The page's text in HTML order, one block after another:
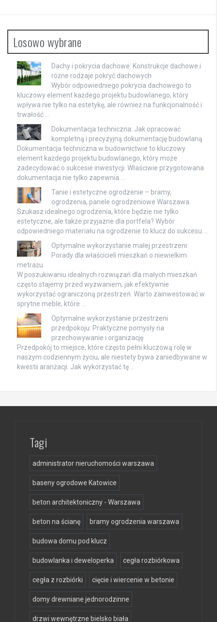
Losowo wybrane
Dachy i pokrycia dachowe: Konstrukcje dachowe i
różne rodzaje pokryć dachowych
Wybór odpowiedniego pokrycia dachowego to
kluczowy element każdego projektu budowlanego, który
wpływa nie tylko na estetykę, ale również na funkcjonalność i
trwałość …
Dokumentacja techniczna: Jak opracować
kompletną i precyzyjną dokumentację budowlaną
Dokumentacja techniczna w budownictwie to kluczowy
element każdego projektu budowlanego, który może
zadecydować o sukcesie inwestycji. Właściwie przygotowana
dokumentacja nie tylko zapewnia …
Tanie i estetyczne ogrodzenie – bramy,
ogrodzenia, panele ogrodzeniowe Warszawa.
Szukasz idealnego ogrodzenia, które będzie nie tylko
estetyczne, ale także przyjazne dla portfela? Wybór
odpowiedniego materiału na ogrodzenie to klucz do sukcesu …
Optymalne wykorzystanie małej przestrzeni:
Porady dla właścicieli mieszkań o niewielkim
metrażu
W poszukiwaniu idealnych rozwiązań dla małych mieszkań
często stajemy przed wyzwaniem, jak efektywnie
wykorzystać ograniczoną przestrzeń. Warto zainwestować w
sprytne meble, które …
Optymalne wykorzystanie przestrzeni
przedpokoju: Praktyczne pomysły na
przechowywanie i organizację
Przedpokój to miejsce, które często pełni kluczową rolę w
naszym codziennym życiu, ale niestety bywa zaniedbywane w
kwestii aranżacji. Jak wykorzystać tę …
Tagi
administrator nieruchomości warszawa
baseny ogrodowe Katowice
beton architektoniczny - Warszawa
beton na ścianę bramy ogrodzenia warszawa
budowa domu pod klucz
budowlanka i deweloperka cegła rozbiórkowa
cegła z rozbiórki cięcie i wiercenie w betonie
domy drewniane jednorodzinne
drzwi wewnętrzne bielsko biała